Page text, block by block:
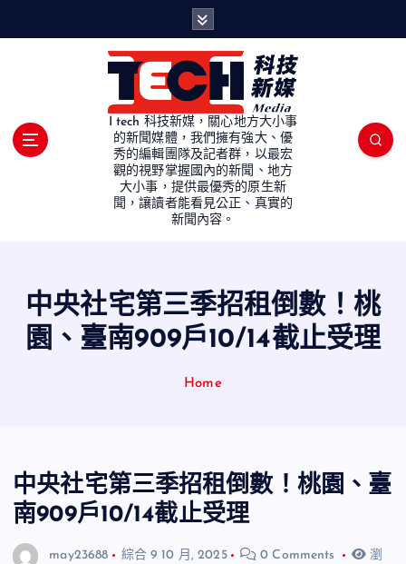
I tech 科技新媒，關心地方大小事
的新聞媒體，我們擁有強大、優
秀的編輯團隊及記者群，以最宏
觀的視野掌握國內的新聞、地方
大小事，提供最優秀的原生新
聞，讓讀者能看見公正、真實的
新聞內容。
中央社宅第三季招租倒數！桃
園、臺南909戶10/14截止受理
Home
中央社宅第三季招租倒數！桃園、臺
南909戶10/14截止受理
may23688 綜合 9 10 月, 2025 0 Comments
瀏